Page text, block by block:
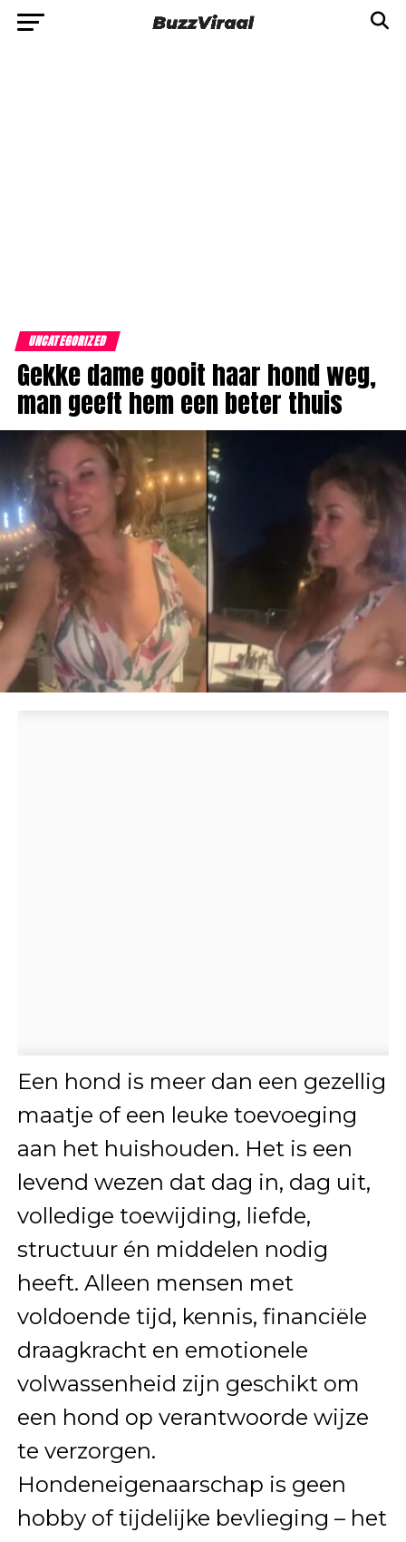
UNCATEGORIZED
Gekke dame gooit haar hond weg,
man geeft hem een ​​beter thuis
Een hond is meer dan een gezellig
maatje of een leuke toevoeging
aan het huishouden. Het is een
levend wezen dat dag in, dag uit,
volledige toewijding, liefde,
structuur én middelen nodig
heeft. Alleen mensen met
voldoende tijd, kennis, financiële
draagkracht en emotionele
volwassenheid zijn geschikt om
een hond op verantwoorde wijze
te verzorgen.
Hondeneigenaarschap is geen
hobby of tijdelijke bevlieging – het